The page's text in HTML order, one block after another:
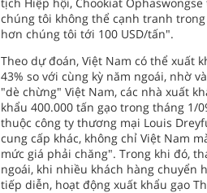
chúng tôi không thể cạnh tranh
hơn chúng tôi tới 100 USD/tấn".
Theo dự đoán, Việt Nam có thể xuất
43% so với cùng kỳ năm ngoái, nhờ
"dè chừng" Việt Nam, các nhà xuất
khẩu 400.000 tấn gạo trong tháng 1/
thuộc công ty thương mại Louis
cung cấp khác, không chỉ Việt Nam
mức giá phải chăng". Trong khi đó,
ngoái, khi nhiều khách hàng chuyển
tiếp diễn, hoạt động xuất khẩu gạo